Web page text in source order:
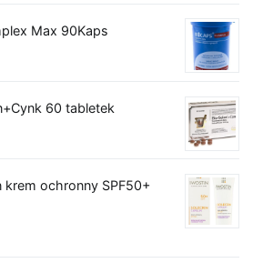
Max 90Kaps
60 tabletek
krem ochronny SPF50+